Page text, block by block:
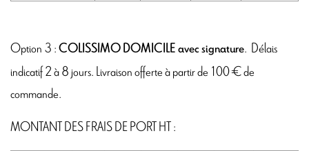
Option 3 :COLISSIMO DOMICILE avec signature. Délais
indicatif 2 à 8 jours. Livraison offerte à partir de 100 € de
commande.
MONTANT DES FRAIS DE PORT HT :